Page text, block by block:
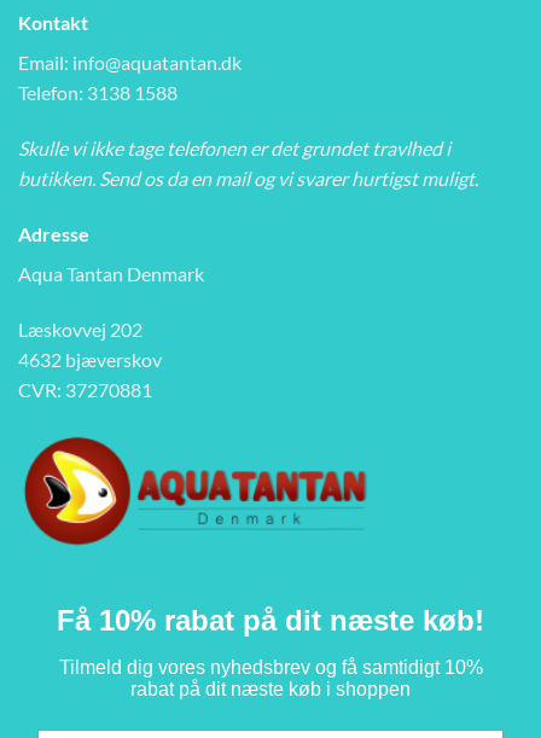
Kontakt
Email: info@aquatantan.dk
Telefon: 3138 1588
Skulle vi ikke tage telefonen er det grundet travlhed i
butikken. Send os da en mail og vi svarer hurtigst muligt.
Adresse
Aqua Tantan Denmark
Læskovvej 202
4632 bjæverskov
CVR: 37270881
Få 10% rabat på dit næste køb!
Tilmeld dig vores nyhedsbrev og få samtidigt 10%
rabat på dit næste køb i shoppen